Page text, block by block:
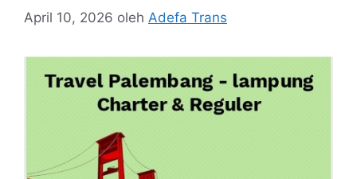
April 10, 2026 oleh Adefa Trans